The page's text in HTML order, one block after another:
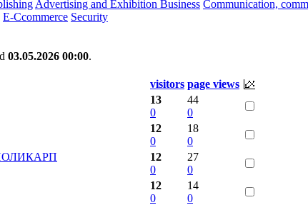
Advertising and Exhibition Business Communication,
E-Ccommerce Security
03.05.2026 00:00.
visitors page views
13
0
44
0
12
0
18
0
ПОЛИКАРП
12
0
27
0
12
0
14
0